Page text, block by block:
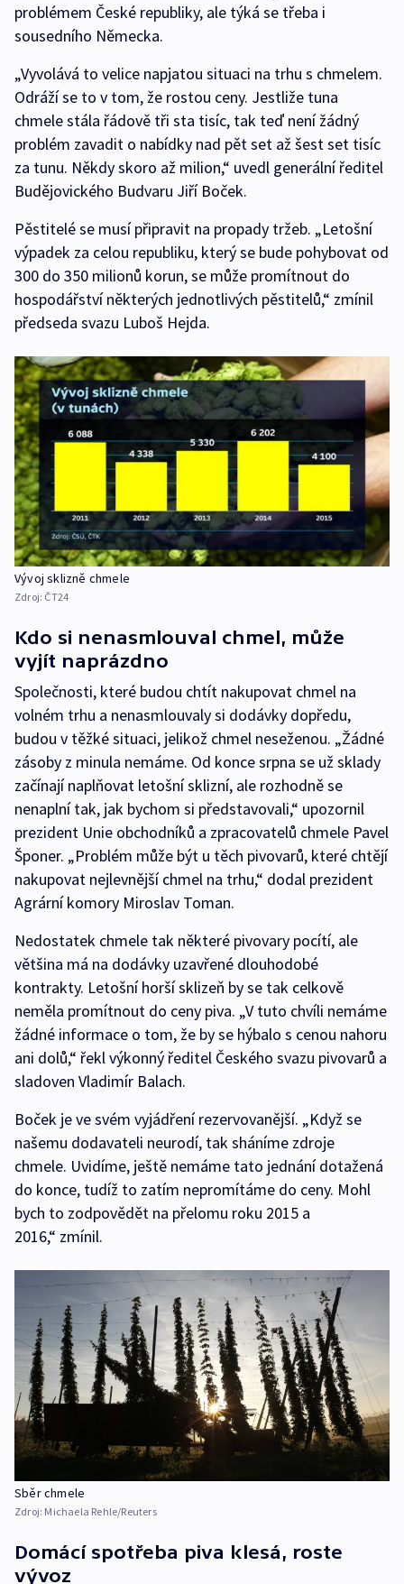
problémem České republiky, ale týká se třeba i
sousedního Německa.
„Vyvolává to velice napjatou situaci na trhu s chmelem.
Odráží se to v tom, že rostou ceny. Jestliže tuna
chmele stála řádově tři sta tisíc, tak teď není žádný
problém zavadit o nabídky nad pět set až šest set tisíc
za tunu. Někdy skoro až milion,“ uvedl generální ředitel
Budějovického Budvaru Jiří Boček.
Pěstitelé se musí připravit na propady tržeb. „Letošní
výpadek za celou republiku, který se bude pohybovat od
300 do 350 milionů korun, se může promítnout do
hospodářství některých jednotlivých pěstitelů,“ zmínil
předseda svazu Luboš Hejda.
Vývoj sklizně chmele
Zdroj: ČT24
Kdo si nenasmlouval chmel, může
vyjít naprázdno
Společnosti, které budou chtít nakupovat chmel na
volném trhu a nenasmlouvaly si dodávky dopředu,
budou v těžké situaci, jelikož chmel neseženou. „Žádné
zásoby z minula nemáme. Od konce srpna se už sklady
začínají naplňovat letošní sklizní, ale rozhodně se
nenaplní tak, jak bychom si představovali,“ upozornil
prezident Unie obchodníků a zpracovatelů chmele Pavel
Šponer. „Problém může být u těch pivovarů, které chtějí
nakupovat nejlevnější chmel na trhu,“ dodal prezident
Agrární komory Miroslav Toman.
Nedostatek chmele tak některé pivovary pocítí, ale
většina má na dodávky uzavřené dlouhodobé
kontrakty. Letošní horší sklizeň by se tak celkově
neměla promítnout do ceny piva. „V tuto chvíli nemáme
žádné informace o tom, že by se hýbalo s cenou nahoru
ani dolů,“ řekl výkonný ředitel Českého svazu pivovarů a
sladoven Vladimír Balach.
Boček je ve svém vyjádření rezervovanější. „Když se
našemu dodavateli neurodí, tak sháníme zdroje
chmele. Uvidíme, ještě nemáme tato jednání dotažená
do konce, tudíž to zatím nepromítáme do ceny. Mohl
bych to zodpovědět na přelomu roku 2015 a
2016,“ zmínil.
Sběr chmele
Zdroj: Michaela Rehle/Reuters
Domácí spotřeba piva klesá, roste
vývoz